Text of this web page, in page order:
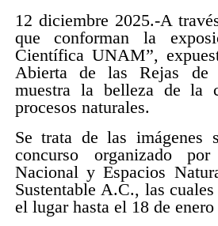
12 diciembre 2025.-A
que conforman la
Científica UNAM”,
Abierta de las Rejas de
muestra la belleza de la
procesos naturales.
Se trata de las imágenes
concurso organizado
Nacional y Espacios
Sustentable A.C., las
el lugar hasta el 18 de enero